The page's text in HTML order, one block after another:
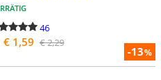
-13%
46
€ 1,59 € 2,29